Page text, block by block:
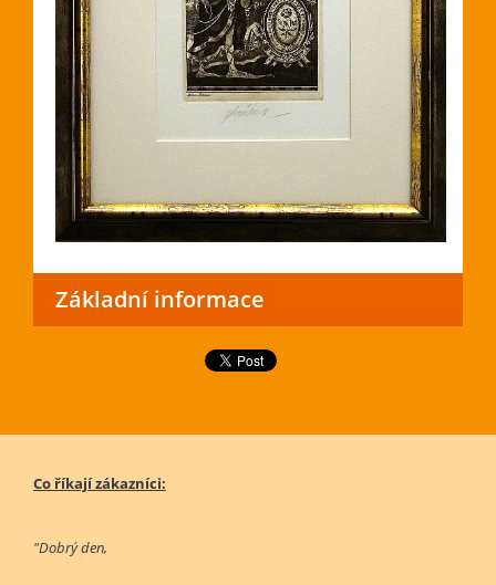
Základní informace
Co říkají zákazníci:
"Dobrý den,